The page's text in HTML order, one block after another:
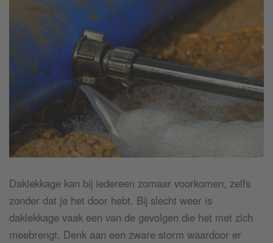
Daklekkage kan bij iedereen zomaar voorkomen, zelfs
zonder dat je het door hebt. Bij slecht weer is
daklekkage vaak een van de gevolgen die het met zich
meebrengt. Denk aan een zware storm waardoor er